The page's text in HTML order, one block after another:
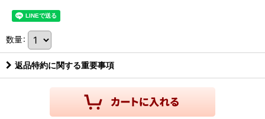
数量:
返品特約に関する重要事項